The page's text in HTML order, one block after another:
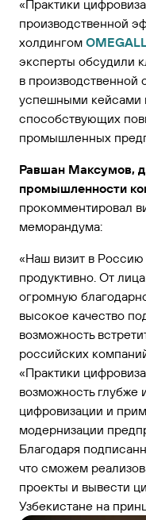
«Практики
производственной
холдингом
эксперты обсудили
в производственной
успешными кейсами
способствующих
промышленных
Равшан Максумов,
промышленности
прокомментировал
меморандума:
«Наш визит в
продуктивно. От
огромную
высокое качество
возможность
российских
«Практики
возможность глубже
цифровизации и
модернизации
Благодаря
что сможем
проекты и вывести
Узбекистане на